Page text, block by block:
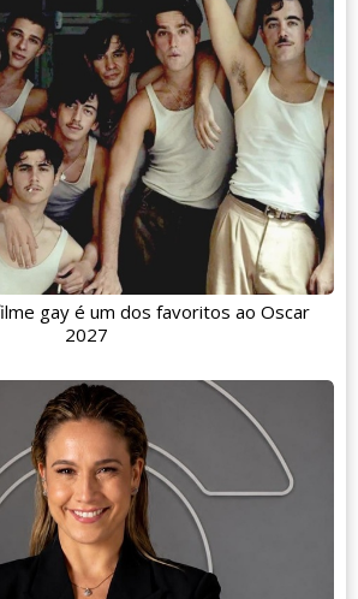
gay é um dos favoritos ao Oscar
2027